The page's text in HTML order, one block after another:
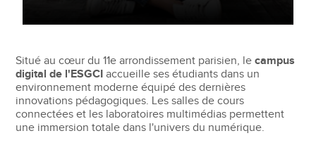
Situé au cœur du 11e arrondissement parisien, lecampus
digital de l'ESGCI accueille ses étudiants dans un
environnement moderne équipé des dernières
innovations pédagogiques. Les salles de cours
connectées et les laboratoires multimédias permettent
une immersion totale dans l'univers du numérique.